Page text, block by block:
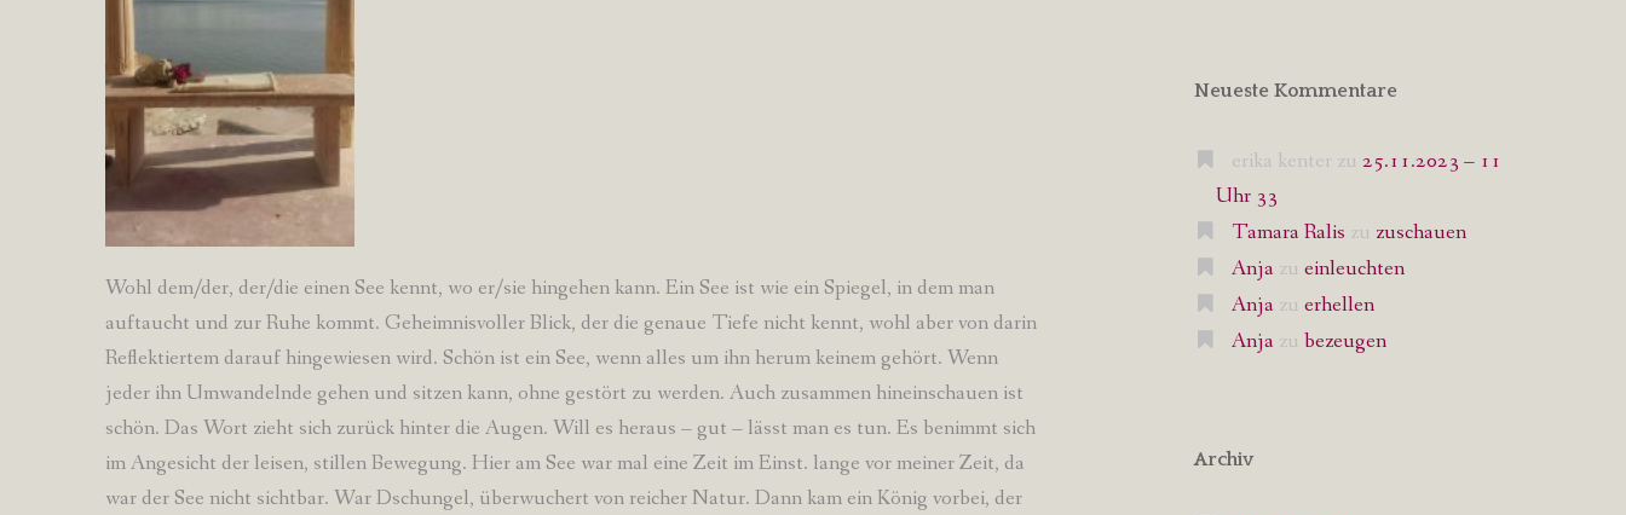
Wohl dem/der, der/die einen See kennt, wo er/sie hingehen kann. Ein See ist wie ein Spiegel, in dem man
auftaucht und zur Ruhe kommt. Geheimnisvoller Blick, der die genaue Tiefe nicht kennt, wohl aber von darin
Reflektiertem darauf hingewiesen wird. Schön ist ein See, wenn alles um ihn herum keinem gehört. Wenn
jeder ihn Umwandelnde gehen und sitzen kann, ohne gestört zu werden. Auch zusammen hineinschauen ist
schön. Das Wort zieht sich zurück hinter die Augen. Will es heraus – gut – lässt man es tun. Es benimmt sich
im Angesicht der leisen, stillen Bewegung. Hier am See war mal eine Zeit im Einst. lange vor meiner Zeit, da
war der See nicht sichtbar. War Dschungel, überwuchert von reicher Natur. Dann kam ein König vorbei, der
Neueste Kommentare
erika kenter zu 25.11.2023 – 11
Uhr 33
Tamara Ralis zu zuschauen
Anja zu einleuchten
Anja zu erhellen
Anja zu bezeugen
Archiv